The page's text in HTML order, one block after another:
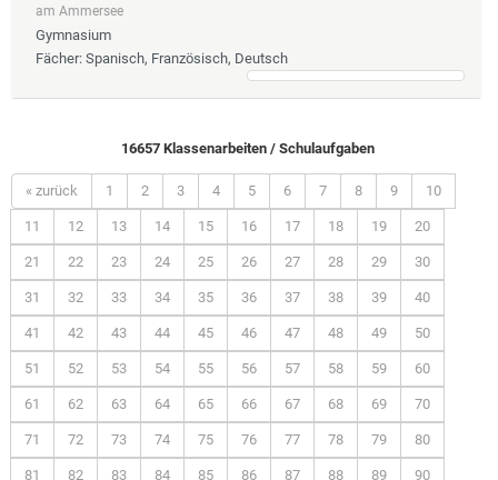
am Ammersee
Gymnasium
Fächer: Spanisch, Französisch, Deutsch
16657 Klassenarbeiten / Schulaufgaben
« zurück 1 2 3 4 5 6 7 8 9 10
11 12 13 14 15 16 17 18 19 20
21 22 23 24 25 26 27 28 29 30
31 32 33 34 35 36 37 38 39 40
41 42 43 44 45 46 47 48 49 50
51 52 53 54 55 56 57 58 59 60
61 62 63 64 65 66 67 68 69 70
71 72 73 74 75 76 77 78 79 80
81 82 83 84 85 86 87 88 89 90